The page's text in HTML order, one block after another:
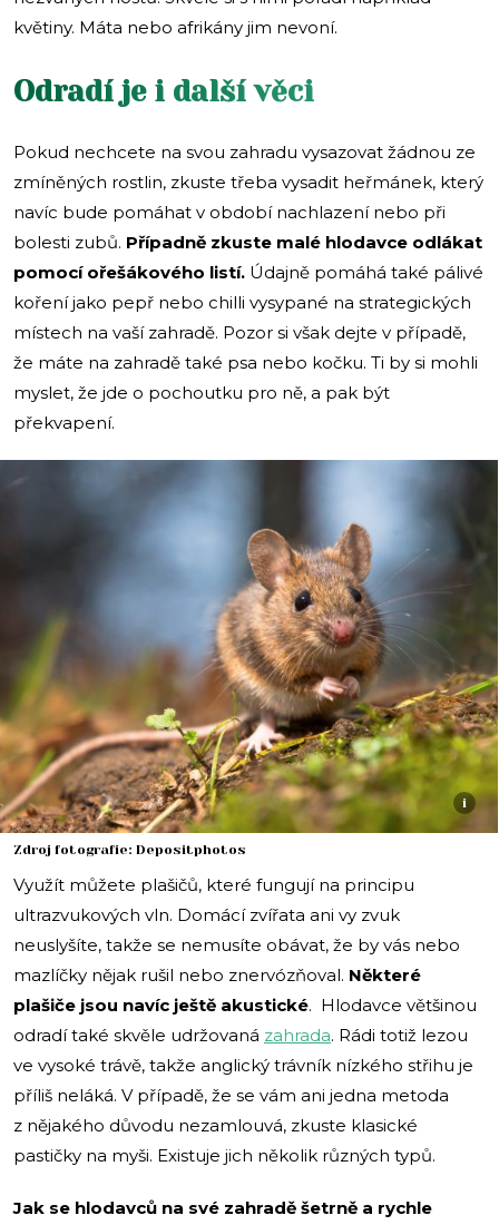
květiny. Máta nebo afrikány jim nevoní.
Odradí je i další věci
Pokud nechcete na svou zahradu vysazovat žádnou ze
zmíněných rostlin, zkuste třeba vysadit heřmánek, který
navíc bude pomáhat v období nachlazení nebo při
bolesti zubů. Případně zkuste malé hlodavce odlákat
pomocí ořešákového listí. Údajně pomáhá také pálivé
koření jako pepř nebo chilli vysypané na strategických
místech na vaší zahradě. Pozor si však dejte v případě,
že máte na zahradě také psa nebo kočku. Ti by si mohli
myslet, že jde o pochoutku pro ně, a pak být
překvapení.
i
Zdroj fotografie: Depositphotos
Využít můžete plašičů, které fungují na principu
ultrazvukových vln. Domácí zvířata ani vy zvuk
neuslyšíte, takže se nemusíte obávat, že by vás nebo
mazlíčky nějak rušil nebo znervózňoval. Některé
plašiče jsou navíc ještě akustické. Hlodavce většinou
odradí také skvěle udržovaná zahrada. Rádi totiž lezou
ve vysoké trávě, takže anglický trávník nízkého střihu je
příliš neláká. V případě, že se vám ani jedna metoda
z nějakého důvodu nezamlouvá, zkuste klasické
pastičky na myši. Existuje jich několik různých typů.
Jak se hlodavců na své zahradě šetrně a rychle